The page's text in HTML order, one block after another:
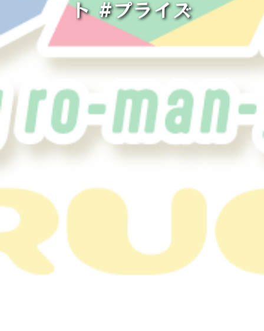
ト #プライズ